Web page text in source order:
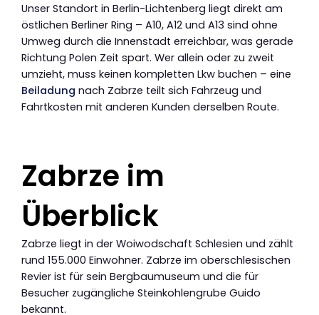
Unser Standort in Berlin-Lichtenberg liegt direkt am
östlichen Berliner Ring – A10, A12 und A13 sind ohne
Umweg durch die Innenstadt erreichbar, was gerade
Richtung Polen Zeit spart. Wer allein oder zu zweit
umzieht, muss keinen kompletten Lkw buchen – eine
Beiladung nach Zabrze teilt sich Fahrzeug und
Fahrtkosten mit anderen Kunden derselben Route.
Zabrze im
Überblick
Zabrze liegt in der Woiwodschaft Schlesien und zählt
rund 155.000 Einwohner. Zabrze im oberschlesischen
Revier ist für sein Bergbaumuseum und die für
Besucher zugängliche Steinkohlengrube Guido
bekannt.